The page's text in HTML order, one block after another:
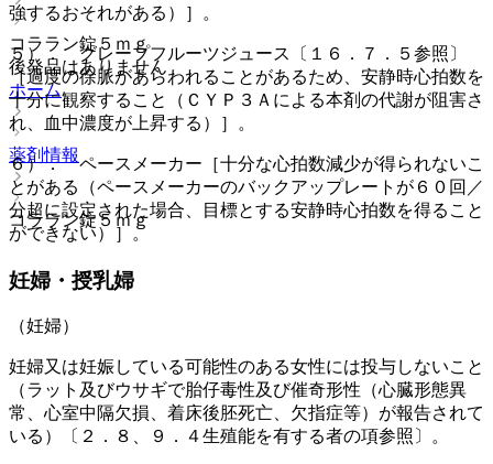
コララン錠５ｍｇ
後発品はありません
ホーム
薬剤情報
コララン錠５ｍｇ
強するおそれがある）］。
５）． グレープフルーツジュース〔１６．７．５参照〕
［過度の徐脈があらわれることがあるため、安静時心拍数を
十分に観察すること（ＣＹＰ３Ａによる本剤の代謝が阻害さ
れ、血中濃度が上昇する）］。
６）． ペースメーカー［十分な心拍数減少が得られないこ
とがある（ペースメーカーのバックアップレートが６０回／
分超に設定された場合、目標とする安静時心拍数を得ること
ができない）］。
妊婦・授乳婦
（妊婦）
妊婦又は妊娠している可能性のある女性には投与しないこと
（ラット及びウサギで胎仔毒性及び催奇形性（心臓形態異
常、心室中隔欠損、着床後胚死亡、欠指症等）が報告されて
いる）〔２．８、９．４生殖能を有する者の項参照〕。